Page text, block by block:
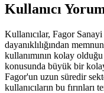
Kullanıcı
Kullanıcılar, Fagor Sanayi
dayanıklılığından
kullanımının kolay
konusunda büyük bir
Fagor'un uzun süredir
kullanıcıların bu fırınları